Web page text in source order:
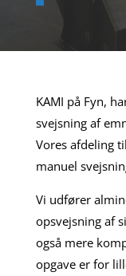
KAMI på Fyn,
svejsning af
Vores afdeling
manuel
Vi udfører
opsvejsning af
også mere
opgave er for